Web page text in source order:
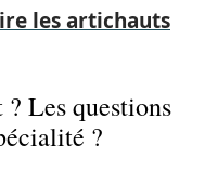
les artichauts
Les questions
?